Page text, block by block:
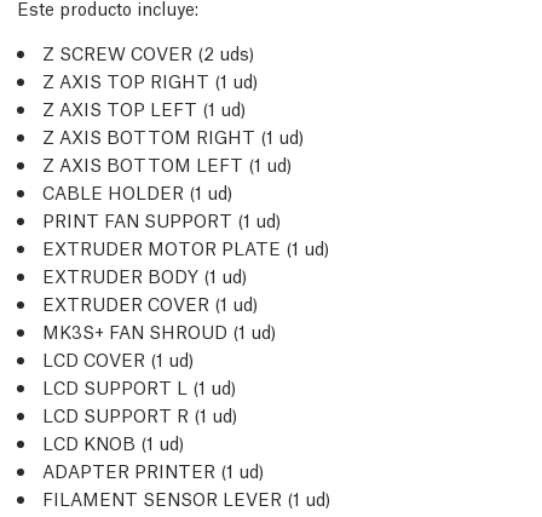
Este producto incluye:
Z SCREW COVER (2 uds)
Z AXIS TOP RIGHT (1 ud)
Z AXIS TOP LEFT (1 ud)
Z AXIS BOTTOM RIGHT (1 ud)
Z AXIS BOTTOM LEFT (1 ud)
CABLE HOLDER (1 ud)
PRINT FAN SUPPORT (1 ud)
EXTRUDER MOTOR PLATE (1 ud)
EXTRUDER BODY (1 ud)
EXTRUDER COVER (1 ud)
MK3S+ FAN SHROUD (1 ud)
LCD COVER (1 ud)
LCD SUPPORT L (1 ud)
LCD SUPPORT R (1 ud)
LCD KNOB (1 ud)
ADAPTER PRINTER (1 ud)
FILAMENT SENSOR LEVER (1 ud)